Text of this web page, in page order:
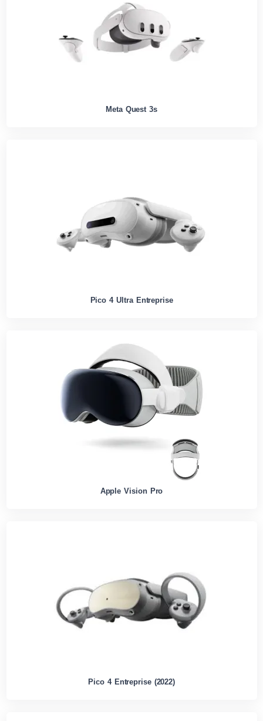
Meta Quest 3s
Pico 4 Ultra Entreprise
Apple Vision Pro
Pico 4 Entreprise (2022)